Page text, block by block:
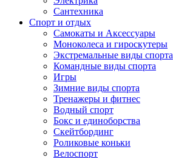
Сантехника
Спорт и отдых
Самокаты и Аксессуары
Моноколеса и гироскутеры
Экстремальные виды спорта
Командные виды спорта
Игры
Зимние виды спорта
Тренажеры и фитнес
Водный спорт
Бокс и единоборства
Скейтбординг
Роликовые коньки
Велоспорт